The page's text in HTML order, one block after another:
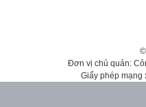
Đơn vị chủ quản:
Giấy phép mạng